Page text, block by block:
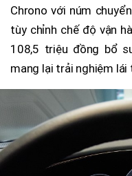
Chrono với núm
tùy chỉnh chế độ vận
108,5 triệu đồng bổ
mang lại trải nghiệm lái